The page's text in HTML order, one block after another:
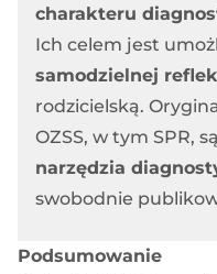
charakteru
Ich celem jest
samodzielnej
rodzicielską.
OZSS, w tym SPR, są
narzędzia
swobodnie
Podsumowanie